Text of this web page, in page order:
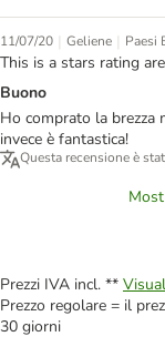
11/07/20 | Geliene | Paesi
This is a stars rating
Buono
Ho comprato la brezza
invece è fantastica!
Questa recensione è
Prezzi IVA incl. **
Prezzo regolare = il
30 giorni